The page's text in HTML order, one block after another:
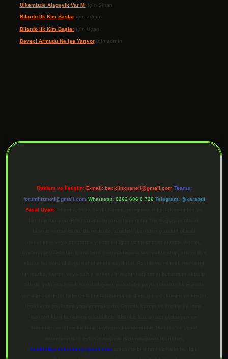
Ülkemizde Alageyik Var Mı için Sinan
Bilardo Ilk Kim Başlariçin admin
Bilardo Ilk Kim Başlariçin Uçan
Deveci Armudu Ne Işe Yarıyoriçin admin
Reklam ve İletişim: E-mail: backlinkpaneli@gmail.com Teams:
forumhizmeti@gmail.com Whatsapp: 0262 606 0 726 Telegram: @karabul
Yasal Uyarı:
backlinkpanelicomtr@gmail.com